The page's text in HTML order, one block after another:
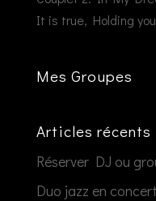
It is true, Holding
Mes Groupes
Articles récents
Réserver DJ ou
Duo jazz en